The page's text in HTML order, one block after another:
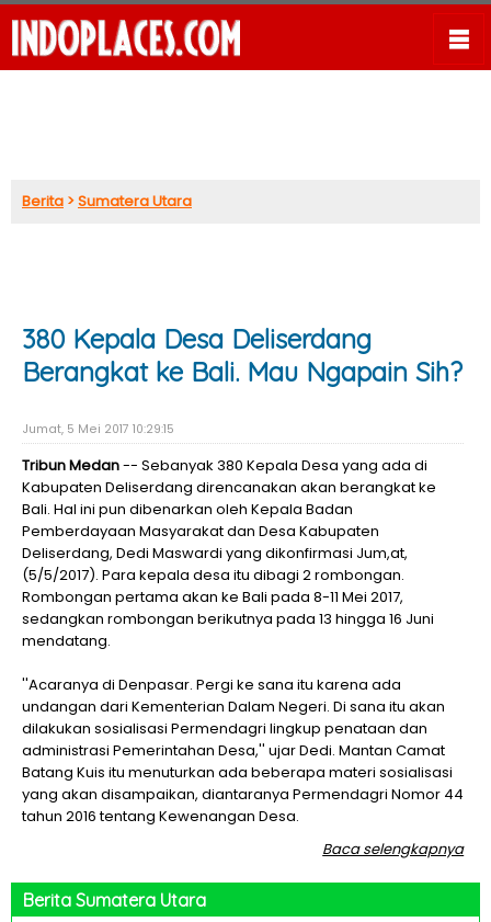
Berita >Sumatera Utara
380 Kepala Desa Deliserdang
Berangkat ke Bali. Mau Ngapain Sih?
Jumat, 5 Mei 2017 10:29:15
Tribun Medan-- Sebanyak 380 Kepala Desa yang ada di
Kabupaten Deliserdang direncanakan akan berangkat ke
Bali. Hal ini pun dibenarkan oleh Kepala Badan
Pemberdayaan Masyarakat dan Desa Kabupaten
Deliserdang, Dedi Maswardi yang dikonfirmasi Jum,at,
(5/5/2017). Para kepala desa itu dibagi 2 rombongan.
Rombongan pertama akan ke Bali pada 8-11 Mei 2017,
sedangkan rombongan berikutnya pada 13 hingga 16 Juni
mendatang.
''Acaranya di Denpasar. Pergi ke sana itu karena ada
undangan dari Kementerian Dalam Negeri. Di sana itu akan
dilakukan sosialisasi Permendagri lingkup penataan dan
administrasi Pemerintahan Desa,'' ujar Dedi. Mantan Camat
Batang Kuis itu menuturkan ada beberapa materi sosialisasi
yang akan disampaikan, diantaranya Permendagri Nomor 44
tahun 2016 tentang Kewenangan Desa.
Baca selengkapnya
Berita Sumatera Utara